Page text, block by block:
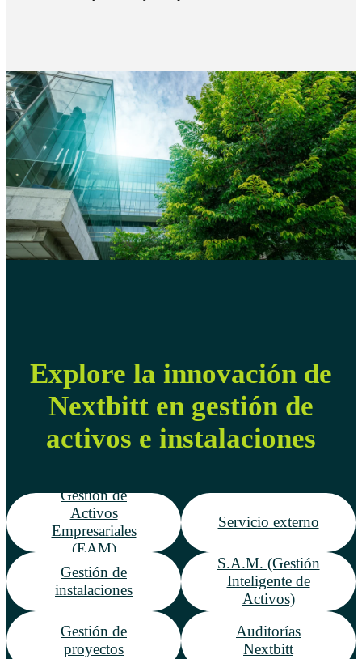
Explore la innovación de
Nextbitt en gestión de
activos e instalaciones
Gestión de
Activos
Empresariales
(EAM)
Servicio externo
Gestión de
instalaciones
S.A.M. (Gestión
Inteligente de
Activos)
Gestión de
proyectos
Auditorías
Nextbitt